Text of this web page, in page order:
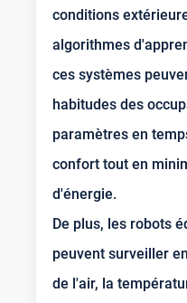
conditions
algorithmes
ces systèmes
habitudes des
paramètres en
confort tout en
d'énergie.
De plus, les robots
peuvent surveiller
de l'air, la